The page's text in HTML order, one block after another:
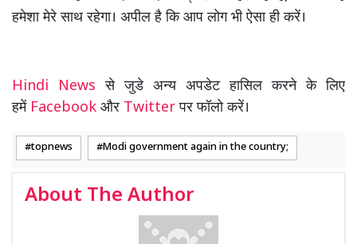
हमेशा मेरे साथ रहेगा। अपील है कि आप लोग भी ऐसा ही करें।
Hindi Newsसे जुडे अन्य अपडेट हासिल करने के लिए
हमें Facebook और Twitterपर फॉलो करें।
topnews Modi government again in the country;
About The Author